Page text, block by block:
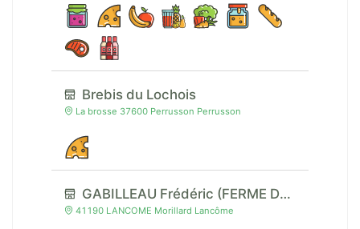
Brebis du Lochois
La brosse 37600 Perrusson Perrusson
GABILLEAU Frédéric (FERME DE MORILLARD)
41190 LANCOME Morillard Lancôme